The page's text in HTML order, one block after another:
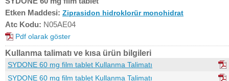
Etken Maddesi: Ziprasidon hidroklorür monohidrat
Atc Kodu: N05AE04
Pdf olarak göster
Kullanma talimatı ve kısa ürün bilgileri
SYDONE 60 mg film tablet Kullanma Talimatı
SYDONE 60 mg film tablet Kullanma Talimatı